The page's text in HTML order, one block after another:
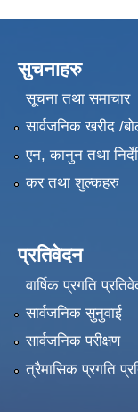
सुचनाहरु
सूचना तथा समाचार
सार्वजनिक खरीद /
एन, कानुन तथा
कर तथा शुल्कहरु
प्रतिवेदन
वार्षिक प्रगति
सार्वजनिक सुनुवाई
सार्वजनिक परीक्षण
त्रैमासिक प्रगति